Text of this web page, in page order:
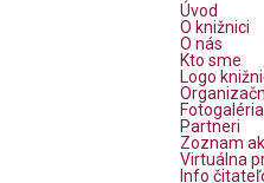
Úvod
O knižnici
O nás
Kto sme
Logo
Fotogaléria
Partneri
Zoznam
Virtuálna
Info